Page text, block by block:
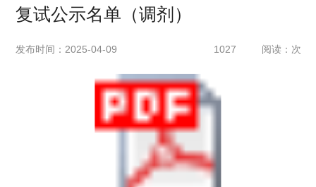
复试公示名单（调剂）
发布时间：2025-04-09 阅读：
1027 次